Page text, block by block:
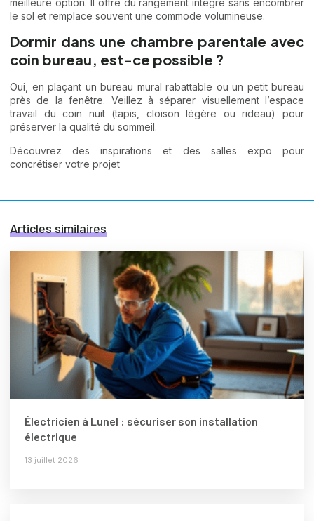
meilleure option. Il offre du rangement intégré sans encombrer
le sol et remplace souvent une commode volumineuse.
Dormir dans une chambre parentale avec
coin bureau, est-ce possible ?
Oui, en plaçant un bureau mural rabattable ou un petit bureau
près de la fenêtre. Veillez à séparer visuellement l’espace
travail du coin nuit (tapis, cloison légère ou rideau) pour
préserver la qualité du sommeil.
Découvrez des inspirations et des salles expo pour
concrétiser votre projet
Articles similaires
Électricien à Lunel : sécuriser son installation
électrique
13 juillet 2026